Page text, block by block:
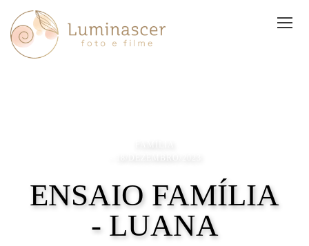
ENSAIO FAMÍLIA
- LUANA